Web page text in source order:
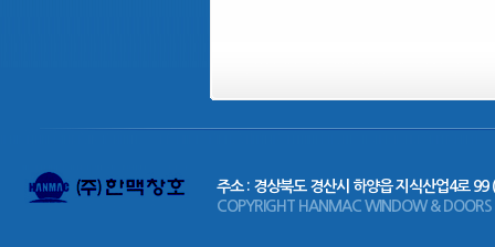
주소 : 경상북도 경산시 하양읍 지식산업4로 99
COPYRIGHT HANMAC WINDOW & DOORS